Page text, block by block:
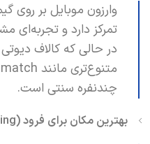
وارزون موبایل بر روی
تمرکز دارد و تجربه‌ای
در حالی که کالاف
چندنفره سنتی است.
بهترین مکان برای فرود (Landing) کجاست؟